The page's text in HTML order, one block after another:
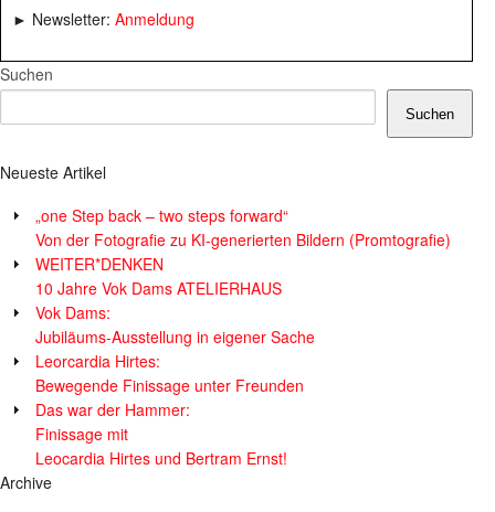
► Newsletter: Anmeldung
Suchen
Suchen
Neueste Artikel
„one Step back – two steps forward“
Von der Fotografie zu KI-generierten Bildern (Promtografie)
WEITER*DENKEN
10 Jahre Vok Dams ATELIERHAUS
Vok Dams:
Jubiläums-Ausstellung in eigener Sache
Leorcardia Hirtes:
Bewegende Finissage unter Freunden
Das war der Hammer:
Finissage mit
Leocardia Hirtes und Bertram Ernst!
Archive